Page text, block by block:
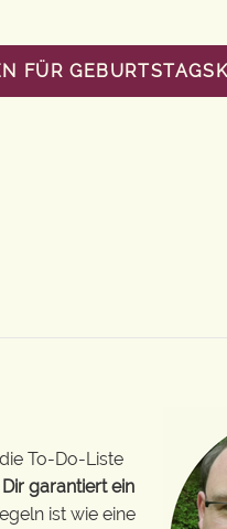
FÜR
To-Do-Liste
garantiert ein
ist wie eine